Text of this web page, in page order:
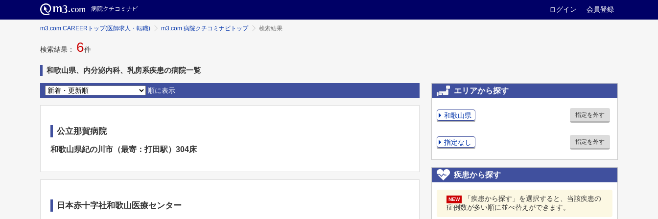
病院クチコミナビ ログイン 会員登録
m3.com CAREERトップ(医師求人・転職) m3.com 病院クチコミナビトップ 検索結果
検索結果： 6件
和歌山県、内分泌内科、乳房系疾患の病院一覧
順に表示
公立那賀病院
和歌山県紀の川市（最寄：打田駅）304床
日本赤十字社和歌山医療センター
エリアから探す
和歌山県 指定を外す
指定なし 指定を外す
疾患から探す
NEW
「疾患から探す」を選択すると、当該疾患の
症例数が多い順に並べ替えができます。